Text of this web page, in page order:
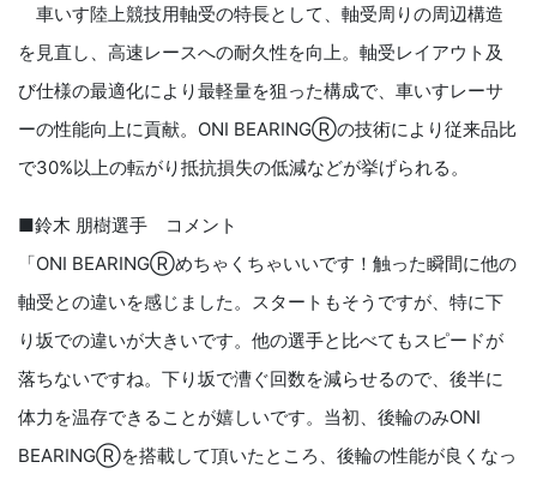
車いす陸上競技用軸受の特長として、軸受周りの周辺構造
を見直し、高速レースへの耐久性を向上。軸受レイアウト及
び仕様の最適化により最軽量を狙った構成で、車いすレーサ
ーの性能向上に貢献。ONI BEARINGⓇの技術により従来品比
で30%以上の転がり抵抗損失の低減などが挙げられる。
■鈴木 朋樹選手 コメント
「ONI BEARINGⓇめちゃくちゃいいです！触った瞬間に他の
軸受との違いを感じました。スタートもそうですが、特に下
り坂での違いが大きいです。他の選手と比べてもスピードが
落ちないですね。下り坂で漕ぐ回数を減らせるので、後半に
体力を温存できることが嬉しいです。当初、後輪のみONI
BEARINGⓇを搭載して頂いたところ、後輪の性能が良くなっ